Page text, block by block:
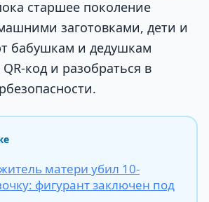
старшее поколение
заготовками, дети и
бабушкам и дедушкам
код и разобраться в
матери убил 10-
фигурант заключен под